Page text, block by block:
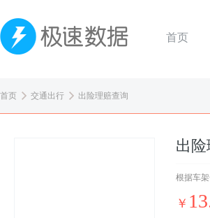
首页
首页 交通出行 出险理赔查询
出
根据车
￥